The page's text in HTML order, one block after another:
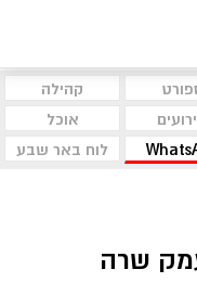
קהילה
אוכל
לוח באר שבע
שרה